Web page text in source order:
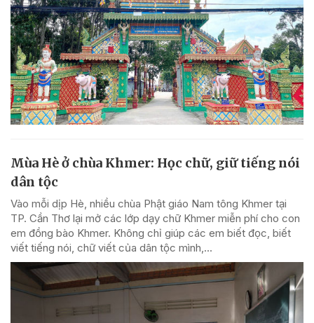
Mùa Hè ở chùa Khmer: Học chữ, giữ tiếng nói
dân tộc
Vào mỗi dịp Hè, nhiều chùa Phật giáo Nam tông Khmer tại
TP. Cần Thơ lại mở các lớp dạy chữ Khmer miễn phí cho con
em đồng bào Khmer. Không chỉ giúp các em biết đọc, biết
viết tiếng nói, chữ viết của dân tộc mình,...